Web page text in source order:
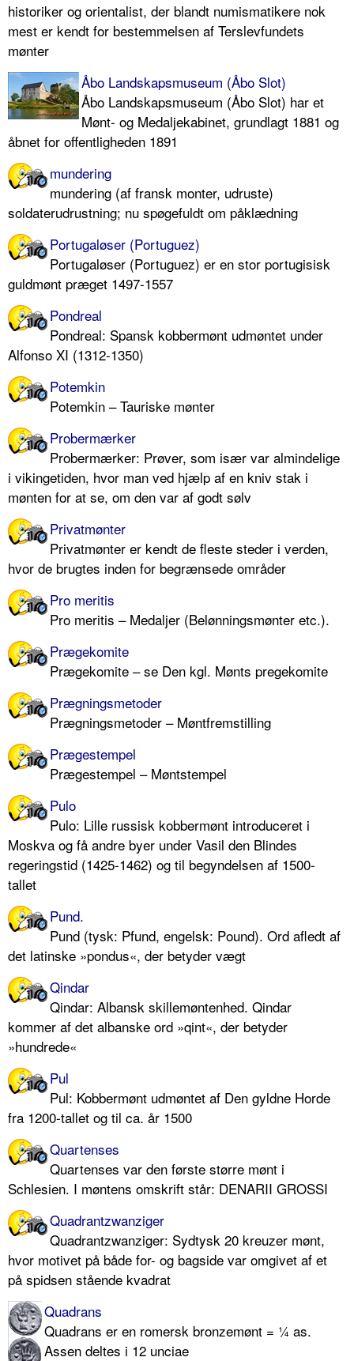
historiker og orientalist, der blandt numismatikere nok
mest er kendt for bestemmelsen af Terslevfundets
mønter
Åbo Landskapsmuseum (Åbo Slot)
Åbo Landskapsmuseum (Åbo Slot) har et
Mønt- og Medaljekabinet, grundlagt 1881 og
åbnet for offentligheden 1891
mundering
mundering (af fransk monter, udruste)
soldaterudrustning; nu spøgefuldt om påklædning
Portugaløser (Portuguez)
Portugaløser (Portuguez) er en stor portugisisk
guldmønt præget 1497-1557
Pondreal
Pondreal: Spansk kobbermønt udmøntet under
Alfonso XI (1312-1350)
Potemkin
Potemkin – Tauriske mønter
Probermærker
Probermærker: Prøver, som især var almindelige
i vikingetiden, hvor man ved hjælp af en kniv stak i
mønten for at se, om den var af godt sølv
Privatmønter
Privatmønter er kendt de fleste steder i verden,
hvor de brugtes inden for begrænsede områder
Pro meritis
Pro meritis – Medaljer (Belønningsmønter etc.).
Prægekomite
Prægekomite – se Den kgl. Mønts pregekomite
Prægningsmetoder
Prægningsmetoder – Møntfremstilling
Prægestempel
Prægestempel – Møntstempel
Pulo
Pulo: Lille russisk kobbermønt introduceret i
Moskva og få andre byer under Vasil den Blindes
regeringstid (1425-1462) og til begyndelsen af 1500-
tallet
Pund.
Pund (tysk: Pfund, engelsk: Pound). Ord afledt af
det latinske »pondus«, der betyder vægt
Qindar
Qindar: Albansk skillemøntenhed. Qindar
kommer af det albanske ord »qint«, der betyder
»hundrede«
Pul
Pul: Kobbermønt udmøntet af Den gyldne Horde
fra 1200-tallet og til ca. år 1500
Quartenses
Quartenses var den første større mønt i
Schlesien. I møntens omskrift står: DENARII GROSSI
Quadrantzwanziger
Quadrantzwanziger: Sydtysk 20 kreuzer mønt,
hvor motivet på både for- og bagside var omgivet af et
på spidsen stående kvadrat
Quadrans
Quadrans er en romersk bronzemønt = ¼ as.
Assen deltes i 12 unciae